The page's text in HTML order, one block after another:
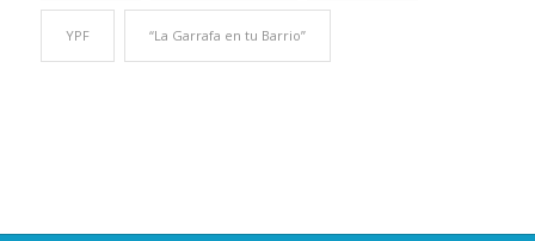
YPF “La Garrafa en tu Barrio”